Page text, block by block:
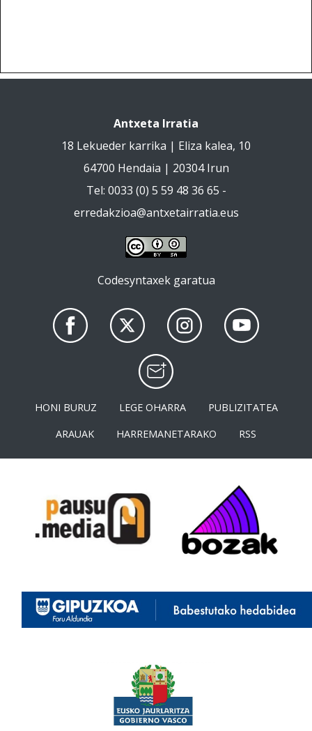
Antxeta Irratia
18 Lekueder karrika | Eliza kalea, 10
64700 Hendaia | 20304 Irun
Tel: 0033 (0) 5 59 48 36 65 -
erredakzioa@antxetairratia.eus
Codesyntaxek garatua
HONI BURUZ LEGE OHARRA
PUBLIZITATEA
ARAUAK
HARREMANETARAKO RSS